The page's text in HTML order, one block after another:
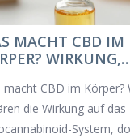
MACHT CBD IM
WIRKUNG,
macht CBD im Körper?
die Wirkung auf das
System,